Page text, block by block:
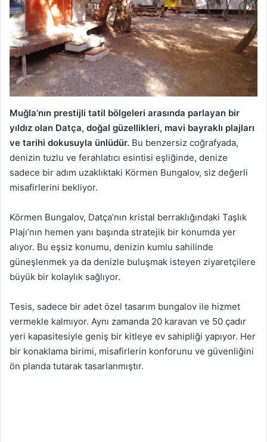
Muğla’nın prestijli tatil bölgeleri arasında parlayan bir
yıldız olan Datça, doğal güzellikleri, mavi bayraklı plajları
ve tarihi dokusuyla ünlüdür. Bu benzersiz coğrafyada,
denizin tuzlu ve ferahlatıcı esintisi eşliğinde, denize
sadece bir adım uzaklıktaki Körmen Bungalov, siz değerli
misafirlerini bekliyor.
Körmen Bungalov, Datça’nın kristal berraklığındaki Taşlık
Plajı’nın hemen yanı başında stratejik bir konumda yer
alıyor. Bu eşsiz konumu, denizin kumlu sahilinde
güneşlenmek ya da denizle buluşmak isteyen ziyaretçilere
büyük bir kolaylık sağlıyor.
Tesis, sadece bir adet özel tasarım bungalov ile hizmet
vermekle kalmıyor. Aynı zamanda 20 karavan ve 50 çadır
yeri kapasitesiyle geniş bir kitleye ev sahipliği yapıyor. Her
bir konaklama birimi, misafirlerin konforunu ve güvenliğini
ön planda tutarak tasarlanmıştır.